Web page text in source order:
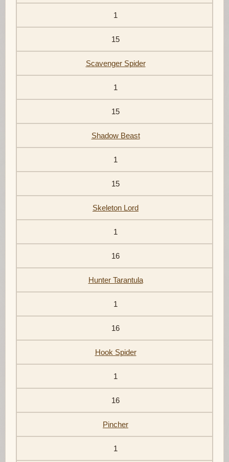
1
15
Scavenger Spider
1
15
Shadow Beast
1
15
Skeleton Lord
1
16
Hunter Tarantula
1
16
Hook Spider
1
16
Pincher
1